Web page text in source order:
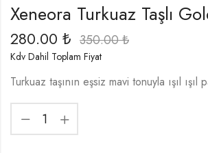
Xeneora Turkuaz Taşlı
280.00 ₺ 350.00₺
Kdv Dahil Toplam Fiyat
Turkuaz taşının eşsiz mavi tonuyla ışıl ışıl